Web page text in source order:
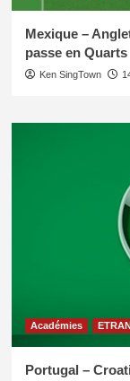
Mexique –
passe en Quarts
Ken SingTown
Académies
Portugal –